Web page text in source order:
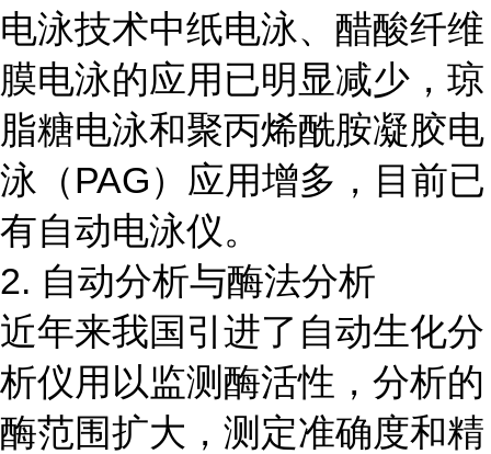
电泳技术中纸电泳、醋酸纤维
膜电泳的应用已明显减少，琼
脂糖电泳和聚丙烯酰胺凝胶电
泳（PAG）应用增多，目前已
有自动电泳仪。
2. 自动分析与酶法分析
近年来我国引进了自动生化分
析仪用以监测酶活性，分析的
酶范围扩大，测定准确度和精